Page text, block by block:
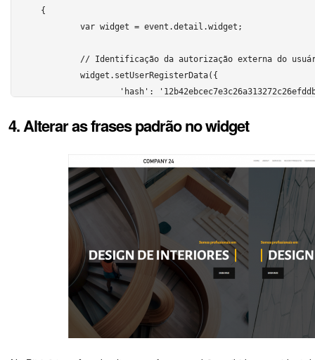
{
		'lastName': 'Pereira',
		'email': 'rodrigo@pereira.com.br',
		'www': 'https://bitrix24.com.br',
		'gender': 'M',
		'position': 'Ouro'
	});
	widget.setCustomData([
		{"USER": {
			"NAME" : "Rodrigo Pereira",
			"AVATAR" : "http://files.smith.com/images/avatar-rodrigo.jpg",
		}},
4. Alterar as frases padrão no widget